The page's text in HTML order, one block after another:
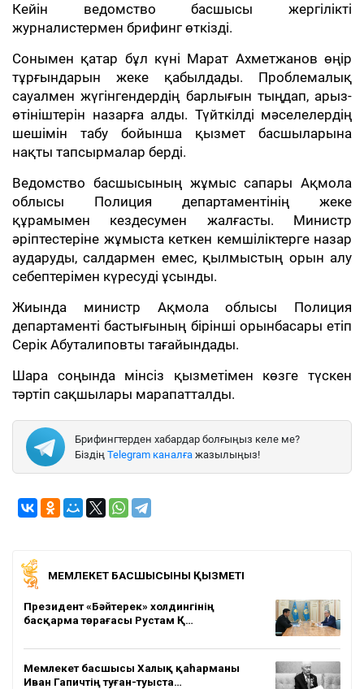
Кейін ведомство басшысы жергілікті
журналистермен брифинг өткізді.
Сонымен қатар бұл күні Марат Ахметжанов өңір
тұрғындарын жеке қабылдады. Проблемалық
сауалмен жүгінгендердің барлығын тыңдап, арыз-
өтініштерін назарға алды. Түйткілді мәселелердің
шешімін табу бойынша қызмет басшыларына
нақты тапсырмалар берді.
Ведомство басшысының жұмыс сапары Ақмола
облысы Полиция департаментінің жеке
құрамымен кездесумен жалғасты. Министр
әріптестеріне жұмыста кеткен кемшіліктерге назар
аударуды, салдармен емес, қылмыстың орын алу
себептерімен күресуді ұсынды.
Жиында министр Ақмола облысы Полиция
департаменті бастығының бірінші орынбасары етіп
Серік Абуталиповты тағайындады.
Шара соңында мінсіз қызметімен көзге түскен
тәртіп сақшылары марапатталды.
Брифингтерден хабардар болғыңыз келе ме?
Біздің Telegram каналға жазылыңыз!
МЕМЛЕКЕТ БАСШЫСЫНЫҢ ҚЫЗМЕТІ
Президент «Бәйтерек» холдингінің
басқарма төрағасы Рустам Қ…
Мемлекет басшысы Халық қаһарманы
Иван Гапичтің туған-туыста…